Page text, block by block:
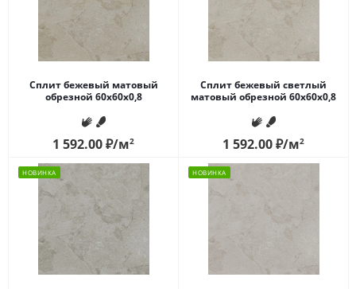
Сплит бежевый матовый
обрезной 60x60x0,8
1 592.00₽/м2
Сплит бежевый светлый
матовый обрезной 60x60x0,8
1 592.00₽/м2
НОВИНКА НОВИНКА